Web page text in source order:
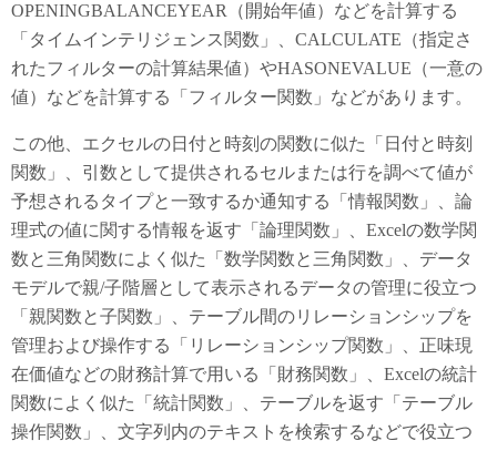
OPENINGBALANCEYEAR（開始年値）などを計算する
「タイムインテリジェンス関数」、CALCULATE（指定さ
れたフィルターの計算結果値）やHASONEVALUE（一意の
値）などを計算する「フィルター関数」などがあります。
この他、エクセルの日付と時刻の関数に似た「日付と時刻
関数」、引数として提供されるセルまたは行を調べて値が
予想されるタイプと一致するか通知する「情報関数」、論
理式の値に関する情報を返す「論理関数」、Excelの数学関
数と三角関数によく似た「数学関数と三角関数」、データ
モデルで親/子階層として表示されるデータの管理に役立つ
「親関数と子関数」、テーブル間のリレーションシップを
管理および操作する「リレーションシップ関数」、正味現
在価値などの財務計算で用いる「財務関数」、Excelの統計
関数によく似た「統計関数」、テーブルを返す「テーブル
操作関数」、文字列内のテキストを検索するなどで役立つ